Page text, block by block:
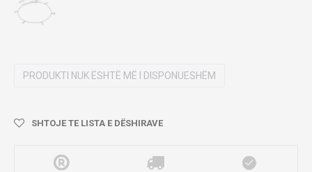
PRODUKTI NUK ËSHTË MË I DISPONUESHËM
SHTOJE TE LISTA E DËSHIRAVE